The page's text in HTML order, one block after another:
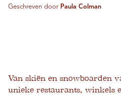
Geschreven door Paula Colman
Van skiën en snowboarden
unieke restaurants, winkels